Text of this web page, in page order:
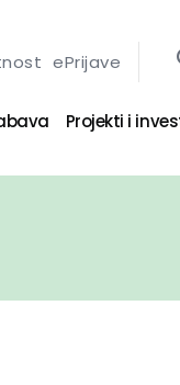
ePrijave
Projekti i